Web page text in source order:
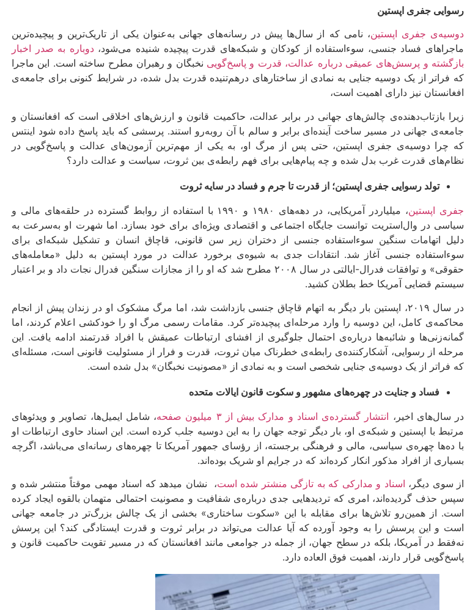
رسوایی جفری اپستین
دوسیه‌ی جفری اپستین، نامی که از سال‌ها پیش در رسانه‌های جهانی به‌عنوان یکی از تاریک‌ترین و پیچیده‌ترین
ماجراهای فساد جنسی، سوءاستفاده از کودکان و شبکه‌های قدرت پیچیده شنیده می‌شود،دوباره به صدر اخبار
بازگشته و پرسش‌های عمیقی درباره عدالت، قدرت و پاسخ‌گویی نخبگان و رهبران مطرح ساخته است. این ماجرا
که فراتر از یک دوسیه جنایی به نمادی از ساختارهای درهم‌تنیده قدرت بدل شده، در شرایط کنونی برای جامعه‌ی
افغانستان نیز دارای اهمیت است،
زیرا بازتاب‌دهنده‌ی چالش‌های جهانی در برابر عدالت، حاکمیت قانون و ارزش‌های اخلاقی است که افغانستان و
جامعه‌ی جهانی در مسیر ساخت آینده‌ای برابر و سالم با آن روبه‌رو استند. پرسشی که باید پاسخ داده شود اینتس
که چرا دوسیه‌ی جفری اپستین، حتی پس از مرگ او، به یکی از مهم‌ترین آزمون‌های عدالت و پاسخ‌گویی در
نظام‌های قدرت غرب بدل شده و چه پیام‌هایی برای فهم رابطه‌ی بین ثروت، سیاست و عدالت دارد؟
تولد رسوایی جفری اپستین؛ از قدرت تا جرم و فساد در سایه ثروت
جفری اپستین
، میلیاردر آمریکایی، در دهه‌های ۱۹۸۰ و ۱۹۹۰ با استفاده از روابط گسترده در حلقه‌های مالی و
سیاسی در وال‌استریت توانست جایگاه اجتماعی و اقتصادی ویژه‌ای برای خود بسازد. اما شهرت او به‌سرعت به
دلیل اتهامات سنگین سوءاستفاده جنسی از دختران زیر سن قانونی، قاچاق انسان و تشکیل شبکه‌ای برای
سوءاستفاده جنسی آغاز شد. انتقادات جدی به شیوه‌ی برخورد عدالت در مورد اپستین به دلیل «معامله‌های
حقوقی» و توافقات فدرال-ایالتی در سال ۲۰۰۸ مطرح شد که او را از مجازات سنگین فدرال نجات داد و بر اعتبار
سیستم قضایی آمریکا خط بطلان کشید.
در سال ۲۰۱۹، اپستین بار دیگر به اتهام قاچاق جنسی بازداشت شد، اما مرگ مشکوک او در زندان پیش از انجام
محاکمه‌ی کامل، این دوسیه را وارد مرحله‌ای پیچیده‌تر کرد. مقامات رسمی مرگ او را خودکشی اعلام کردند، اما
گمانه‌زنی‌ها و شائبه‌ها درباره‌ی احتمال جلوگیری از افشای ارتباطات عمیقش با افراد قدرتمند ادامه یافت. این
مرحله از رسوایی، آشکارکننده‌ی رابطه‌ی خطرناک میان ثروت، قدرت و فرار از مسئولیت قانونی است، مسئله‌ای
که فراتر از یک دوسیه‌ی جنایی شخصی است و به نمادی از «مصونیت نخبگان» بدل شده است.
فساد و جنایت در چهره‌های مشهور و سکوت قانون ایالات متحده
در سال‌های اخیر، انتشار گسترده‌ی اسناد و مدارک بیش از ۳ میلیون صفحه
، شامل ایمیل‌ها، تصاویر و ویدئوهای
مرتبط با اپستین و شبکه‌ی او، بار دیگر توجه جهان را به این دوسیه جلب کرده است. این اسناد حاوی ارتباطات او
با ده‌ها چهره‌ی سیاسی، مالی و فرهنگی برجسته، از رؤسای جمهور آمریکا تا چهره‌های رسانه‌ای می‌باشد، اگرچه
بسیاری از افراد مذکور انکار کرده‌اند که در جرایم او شریک بوده‌اند.
از سوی دیگر، اسناد و مدارکی که به تازگی منشتر شده است، نشان میدهد که اسناد مهمی موقتاً منتشر شده و
سپس حذف گردیده‌اند، امری که تردیدهایی جدی درباره‌ی شفافیت و مصونیت احتمالی متهمان بالقوه ایجاد کرده
است. از همین‌رو تلاش‌ها برای مقابله با این «سکوت ساختاری» بخشی از یک چالش بزرگ‌تر در جامعه جهانی
است و این پرسش را به وجود آورده که آیا عدالت می‌تواند در برابر ثروت و قدرت ایستادگی کند؟ این پرسش
نه‌فقط در آمریکا، بلکه در سطح جهان، از جمله در جوامعی مانند افغانستان که در مسیر تقویت حاکمیت قانون و
پاسخ‌گویی قرار دارند، اهمیت فوق العاده دارد.